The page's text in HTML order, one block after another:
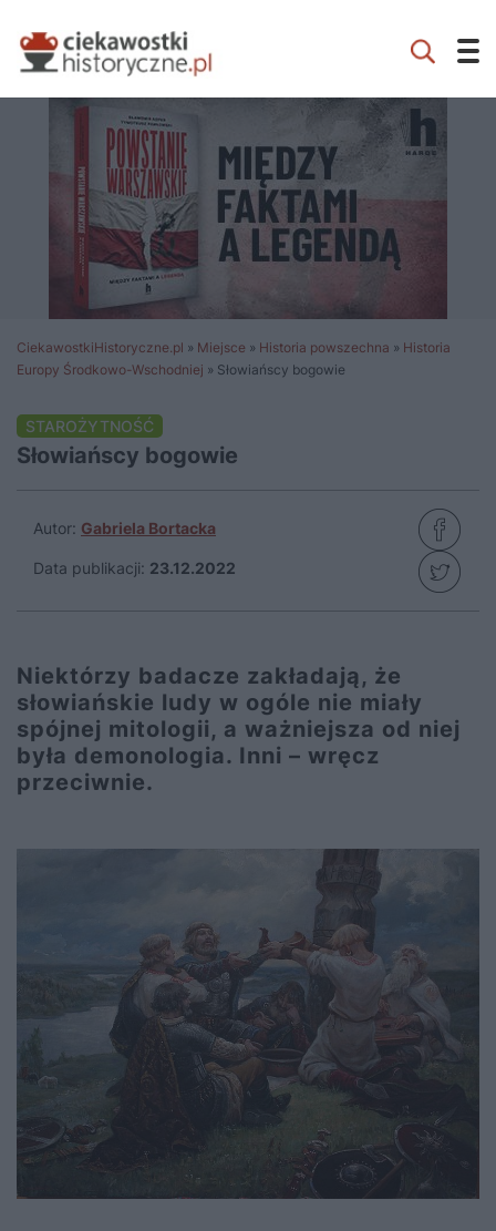
CiekawostkiHistoryczne.pl » Miejsce » Historia powszechna » Historia
Europy Środkowo-Wschodniej » Słowiańscy bogowie
STAROŻYTNOŚĆ
Słowiańscy bogowie
Autor: Gabriela Bortacka
Data publikacji: 23.12.2022
Niektórzy badacze zakładają, że
słowiańskie ludy w ogóle nie miały
spójnej mitologii, a ważniejsza od niej
była demonologia. Inni – wręcz
przeciwnie.